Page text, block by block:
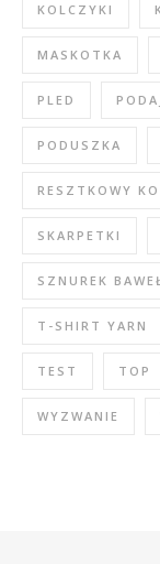
KOLCZYKI
MASKOTKA
PLED
PODUSZKA
RESZTKOWY
SKARPETKI
SZNUREK
T-SHIRT YARN
TEST TOP
WYZWANIE